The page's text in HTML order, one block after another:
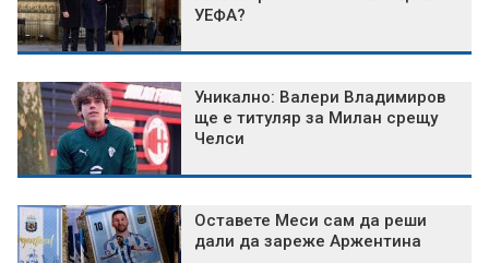
УЕФА?
Уникално: Валери Владимиров
ще е титуляр за Милан срещу
Челси
Оставете Меси сам да реши
дали да зареже Аржентина